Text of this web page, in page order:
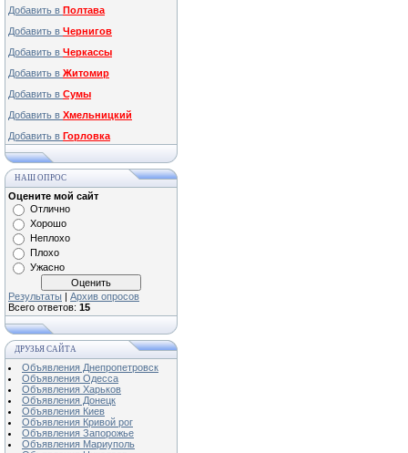
Добавить в Полтава
Добавить в Чернигов
Добавить в Черкассы
Добавить в Житомир
Добавить в Сумы
Добавить в Хмельницкий
Добавить в Горловка
НАШ ОПРОС
Оцените мой сайт
Отлично
Хорошо
Неплохо
Плохо
Ужасно
Результаты | Архив опросов
Всего ответов: 15
ДРУЗЬЯ САЙТА
Объявления Днепропетровск
Объявления Одесса
Объявления Харьков
Объявления Донецк
Объявления Киев
Объявления Кривой рог
Объявления Запорожье
Объявления Мариуполь